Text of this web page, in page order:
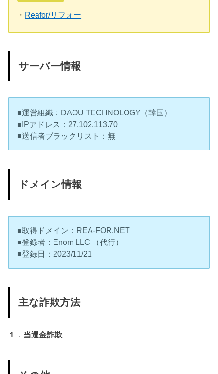
・ Reafor/リフォー
サーバー情報
■運営組織：DAOU TECHNOLOGY（韓国）
■IPアドレス：27.102.113.70
■送信者ブラックリスト：無
ドメイン情報
■取得ドメイン：REA-FOR.NET
■登録者：Enom LLC.（代行）
■登録日：2023/11/21
主な詐欺方法
１．当選金詐欺